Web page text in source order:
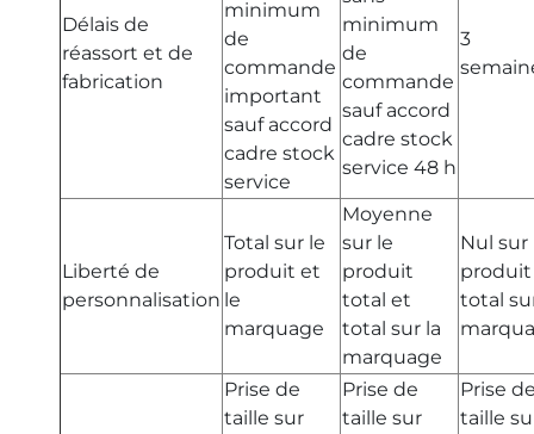
Délais de
réassort et de
fabrication
minimum
de
commande
important
sauf accord
cadre stock
service
minimum
de
commande
sauf accord
cadre stock
service 48 h
3
Liberté de
personnalisation
Total sur le
produit et
le
marquage
Moyenne
sur le
produit
total et
total sur la
marquage
Nul sur
total
Prise de
taille sur
Prise de
taille sur
Prise
taille